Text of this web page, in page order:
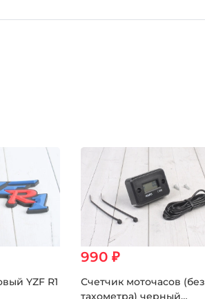
YZF R1
990 ₽
Счетчик моточасов (без
тахометра) черный